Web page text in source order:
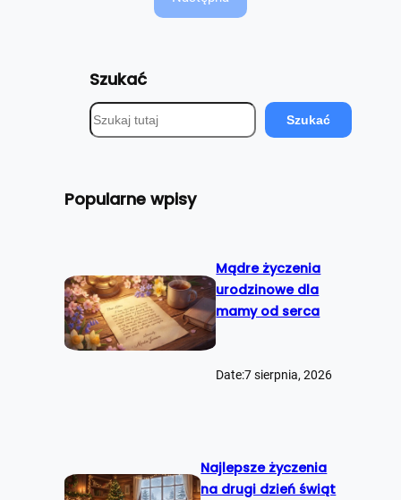
Szukać
S
z
a
Szukać
Popularne wpisy
Mądre życzenia
urodzinowe dla
mamy od serca
Date:7 sierpnia, 2026
Najlepsze życzenia
na drugi dzień świąt